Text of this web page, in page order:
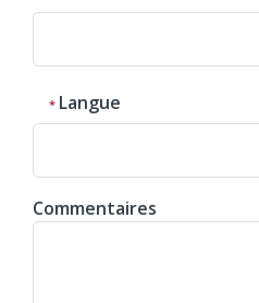
Langue
Commentaires